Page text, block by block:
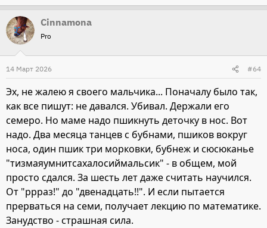
Cinnamona
Pro
14 Март 2026 #64
Эх, не жалею я своего мальчика... Поначалу было так,
как все пишут: не давался. Убивал. Держали его
семеро. Но маме надо пшикнуть деточку в нос. Вот
надо. Два месяца танцев с бубнами, пшиков вокруг
носа, один пшик три морковки, бубнеж и сюсюканье
"тизмаяумнитсахалосиймальсик" - в общем, мой
просто сдался. За шесть лет даже считать научился.
От "ррраз!" до "двенадцать!!". И если пытается
прерваться на семи, получает лекцию по математике.
Занудство - страшная сила.